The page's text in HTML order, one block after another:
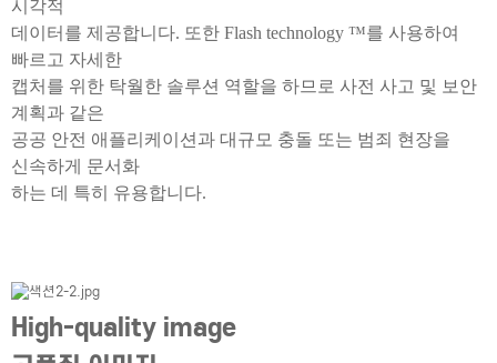
시각적
데이터를 제공합니다. 또한 Flash technology ™를 사용하여
빠르고 자세한
캡처를 위한 탁월한 솔루션 역할을 하므로 사전 사고 및 보안
계획과 같은
공공 안전 애플리케이션과 대규모 충돌 또는 범죄 현장을
신속하게 문서화
하는 데 특히 유용합니다.
High-quality image